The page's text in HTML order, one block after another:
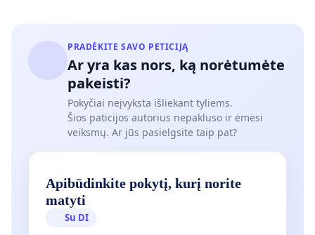
PRADĖKITE SAVO PETICIJĄ
Ar yra kas nors, ką norėtumėte
pakeisti?
Pokyčiai neįvyksta išliekant tyliems.
Šios paticijos autorius nepakluso ir ėmėsi
veiksmų. Ar jūs pasielgsite taip pat?
Apibūdinkite pokytį, kurį norite
matyti
Su DI